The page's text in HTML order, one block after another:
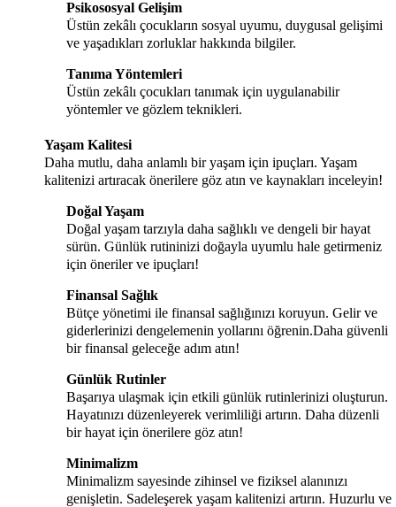
Psikososyal Gelişim
Üstün zekâlı çocukların sosyal uyumu, duygusal gelişimi
ve yaşadıkları zorluklar hakkında bilgiler.
Tanıma Yöntemleri
Üstün zekâlı çocukları tanımak için uygulanabilir
yöntemler ve gözlem teknikleri.
Yaşam Kalitesi
Daha mutlu, daha anlamlı bir yaşam için ipuçları. Yaşam
kalitenizi artıracak önerilere göz atın ve kaynakları inceleyin!
Doğal Yaşam
Doğal yaşam tarzıyla daha sağlıklı ve dengeli bir hayat
sürün. Günlük rutininizi doğayla uyumlu hale getirmeniz
için öneriler ve ipuçları!
Finansal Sağlık
Bütçe yönetimi ile finansal sağlığınızı koruyun. Gelir ve
giderlerinizi dengelemenin yollarını öğrenin.Daha güvenli
bir finansal geleceğe adım atın!
Günlük Rutinler
Başarıya ulaşmak için etkili günlük rutinlerinizi oluşturun.
Hayatınızı düzenleyerek verimliliği artırın. Daha düzenli
bir hayat için önerilere göz atın!
Minimalizm
Minimalizm sayesinde zihinsel ve fiziksel alanınızı
genişletin. Sadeleşerek yaşam kalitenizi artırın. Huzurlu ve